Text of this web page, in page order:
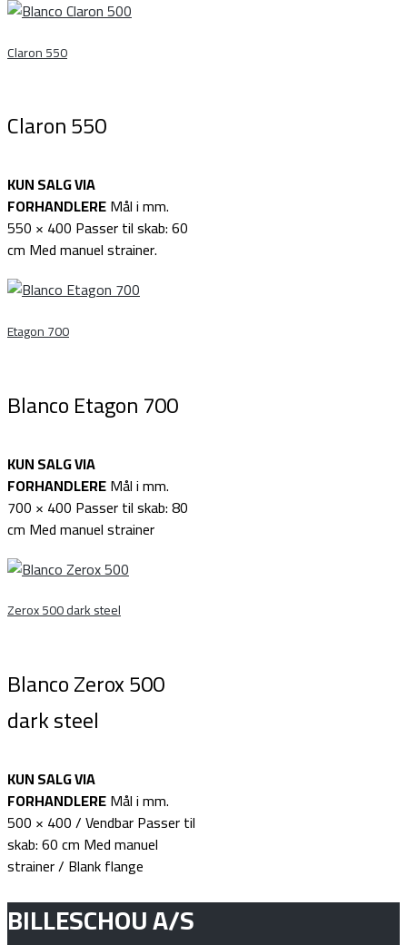
Claron 550
Claron 550
KUN SALG VIA
FORHANDLEREMål i mm.
550 × 400 Passer til skab: 60
cm Med manuel strainer.
Etagon 700
Blanco Etagon 700
KUN SALG VIA
FORHANDLEREMål i mm.
700 × 400 Passer til skab: 80
cm Med manuel strainer
Zerox 500 dark steel
Blanco Zerox 500
dark steel
KUN SALG VIA
FORHANDLEREMål i mm.
500 × 400 / Vendbar Passer til
skab: 60 cm Med manuel
strainer / Blank flange
BILLESCHOU A/S